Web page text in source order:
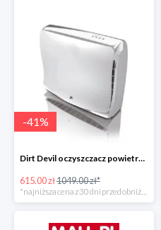
-41%
Dirt Devil oczyszczacz powietrza Pureza 350 -41%
615.00 zł1049.00 zł*
*najniższa cena z 30 dni przed obniżką